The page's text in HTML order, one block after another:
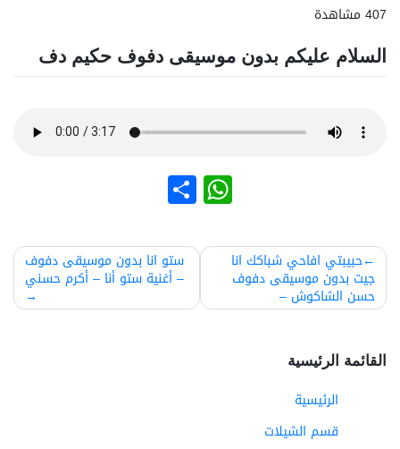
407 مشاهدة
السلام عليكم بدون موسيقى دفوف حكيم دف
WhatsApp
نشر
تصفّح
المقالات
حبيبتي افاحي شباكك انا
جيت بدون موسيقى دفوف
حسن الشاكوش –
ستو انا بدون موسيقى دفوف
– أغنية ستو أنا – أكرم حسني
القائمة الرئيسية
الرئيسية
قسم الشيلات